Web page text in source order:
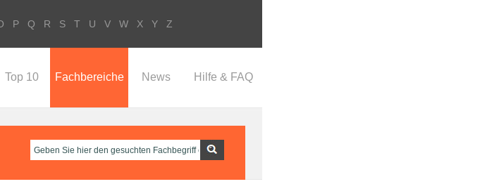
P Q R S T U V W X Y Z
Top 10 Fachbereiche News Hilfe & FAQ